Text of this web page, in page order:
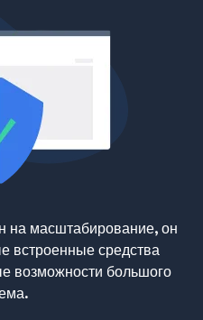
на масштабирование, он
встроенные средства
возможности большого